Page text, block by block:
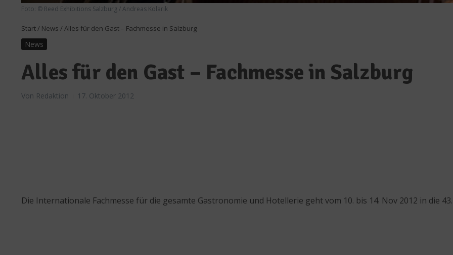
Foto: © Reed Exhibitions Salzburg / Andreas Kolarik
Start/ News / Alles für den Gast – Fachmesse in Salzburg
News
Alles für den Gast – Fachmesse in Salzburg
Von Redaktion 17. Oktober 2012
Die Internationale Fachmesse für die gesamte Gastronomie und Hotellerie geht vom 10. bis 14. Nov 2012 in die